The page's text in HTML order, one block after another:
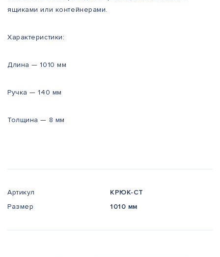
ящиками или контейнерами.
Характеристики:
Длина — 1010 мм
Ручка — 140 мм
Толщина — 8 мм
Артикул
КРЮК-СТ
Размер
1010 мм